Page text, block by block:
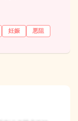
妊娠
悪阻